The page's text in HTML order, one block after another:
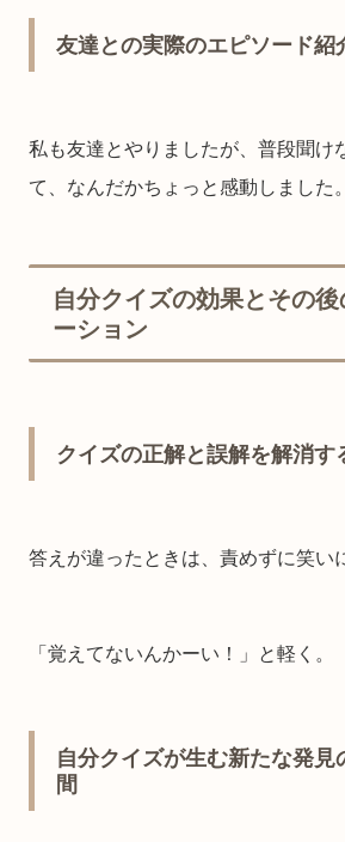
友達との実際のエピソード紹
私も友達とやりましたが、普段聞け
て、なんだかちょっと感動しました。
自分クイズの効果とその
ーション
クイズの正解と誤解を解消す
答えが違ったときは、責めずに笑い
「覚えてないんかーい！」と軽く。
自分クイズが生む新たな発見
間